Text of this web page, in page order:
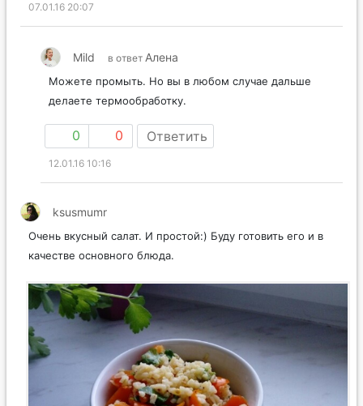
07.01.16 20:07
Mild в ответ Алена
Можете промыть. Но вы в любом случае дальше
делаете термообработку.
0 0 Ответить
12.01.16 10:16
ksusmumr
Очень вкусный салат. И простой:) Буду готовить его и в
качестве основного блюда.